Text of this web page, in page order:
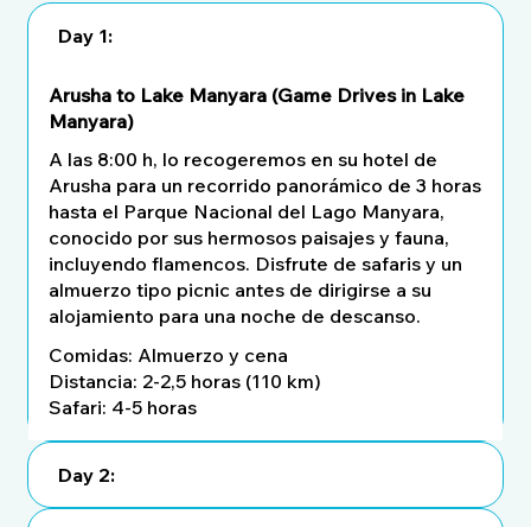
Day 1:
Arusha to Lake Manyara (Game Drives in Lake
Manyara)
A las 8:00 h, lo recogeremos en su hotel de
Arusha para un recorrido panorámico de 3 horas
hasta el Parque Nacional del Lago Manyara,
conocido por sus hermosos paisajes y fauna,
incluyendo flamencos. Disfrute de safaris y un
almuerzo tipo picnic antes de dirigirse a su
alojamiento para una noche de descanso.
Comidas: Almuerzo y cena
Distancia: 2-2,5 horas (110 km)
Safari: 4-5 horas
Day 2: